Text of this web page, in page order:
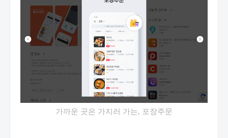
가까운 곳은 가지러 가는, 포장주문